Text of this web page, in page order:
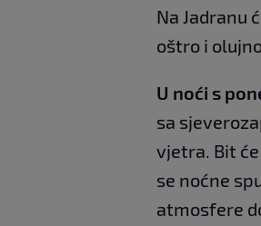
Na Jadranu
oštro i
U noći s
sa
vjetra. Bit
se noćne
atmosfere